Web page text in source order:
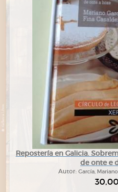
Repostería en Galicia.
de onte e
Autor: García,